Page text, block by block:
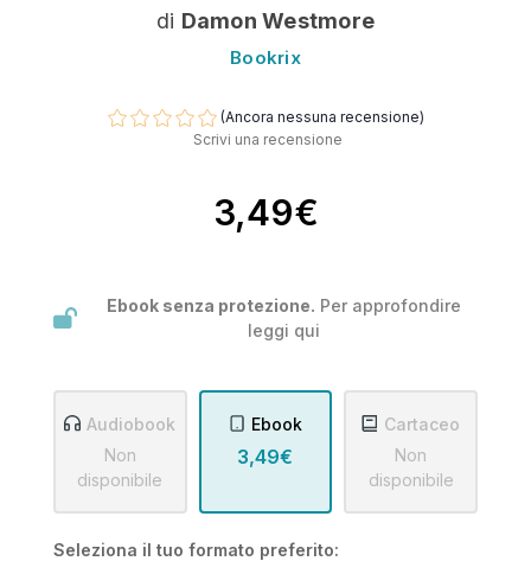
di Damon Westmore
Bookrix
(Ancora nessuna recensione)
Scrivi una recensione
3,49€
Ebook senza protezione. Per approfondire
leggi qui
Audiobook
Non
disponibile
Ebook
3,49€
Cartaceo
Non
disponibile
Seleziona il tuo formato preferito: